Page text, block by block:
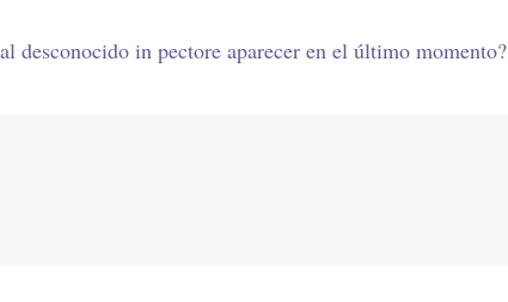
desconocido in pectore aparecer en el último momento?